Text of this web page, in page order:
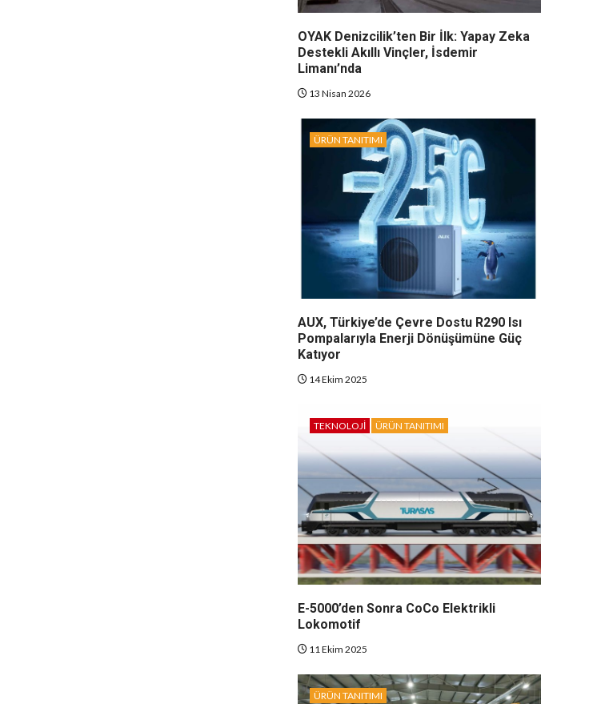
OYAK Denizcilik’ten Bir İlk: Yapay Zeka
Destekli Akıllı Vinçler, İsdemir
Limanı’nda
13 Nisan 2026
ÜRÜN TANITIMI
AUX, Türkiye’de Çevre Dostu R290 Isı
Pompalarıyla Enerji Dönüşümüne Güç
Katıyor
14 Ekim 2025
TEKNOLOJI ÜRÜN TANITIMI
E-5000’den Sonra CoCo Elektrikli
Lokomotif
11 Ekim 2025
ÜRÜN TANITIMI